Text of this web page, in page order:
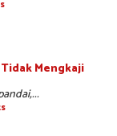
Tidak Mengkaji